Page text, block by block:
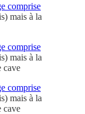
comprise
mais à la
comprise
mais à la
cave
comprise
mais à la
cave